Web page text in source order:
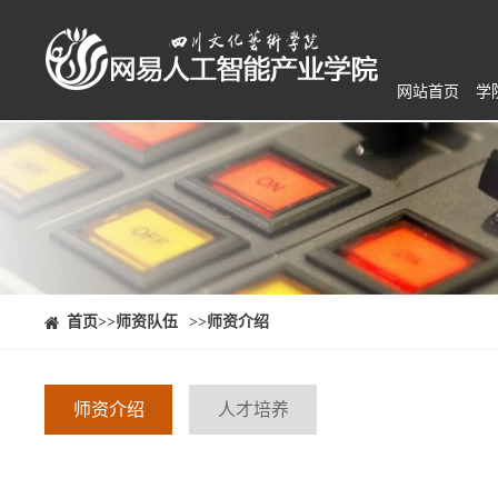
网站首页 学
⠀⠀首页>>师资队伍 >>师资介绍
师资介绍 人才培养